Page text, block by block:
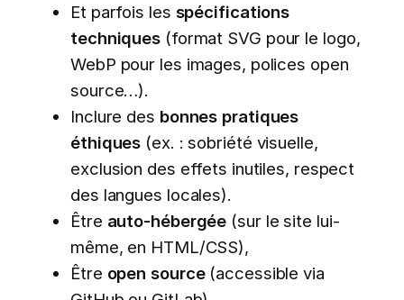
Et parfois les spécifications
techniques (format SVG pour le logo,
WebP pour les images, polices open
source…).
Inclure des bonnes pratiques
éthiques (ex. : sobriété visuelle,
exclusion des effets inutiles, respect
des langues locales).
Être auto-hébergée (sur le site lui-
même, en HTML/CSS),
Être open source(accessible via